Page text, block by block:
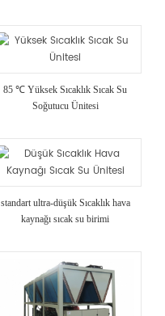
85 ℃ Yüksek Sıcaklık Sıcak Su
Soğutucu Ünitesi
standart ultra-düşük Sıcaklık hava
kaynağı sıcak su birimi